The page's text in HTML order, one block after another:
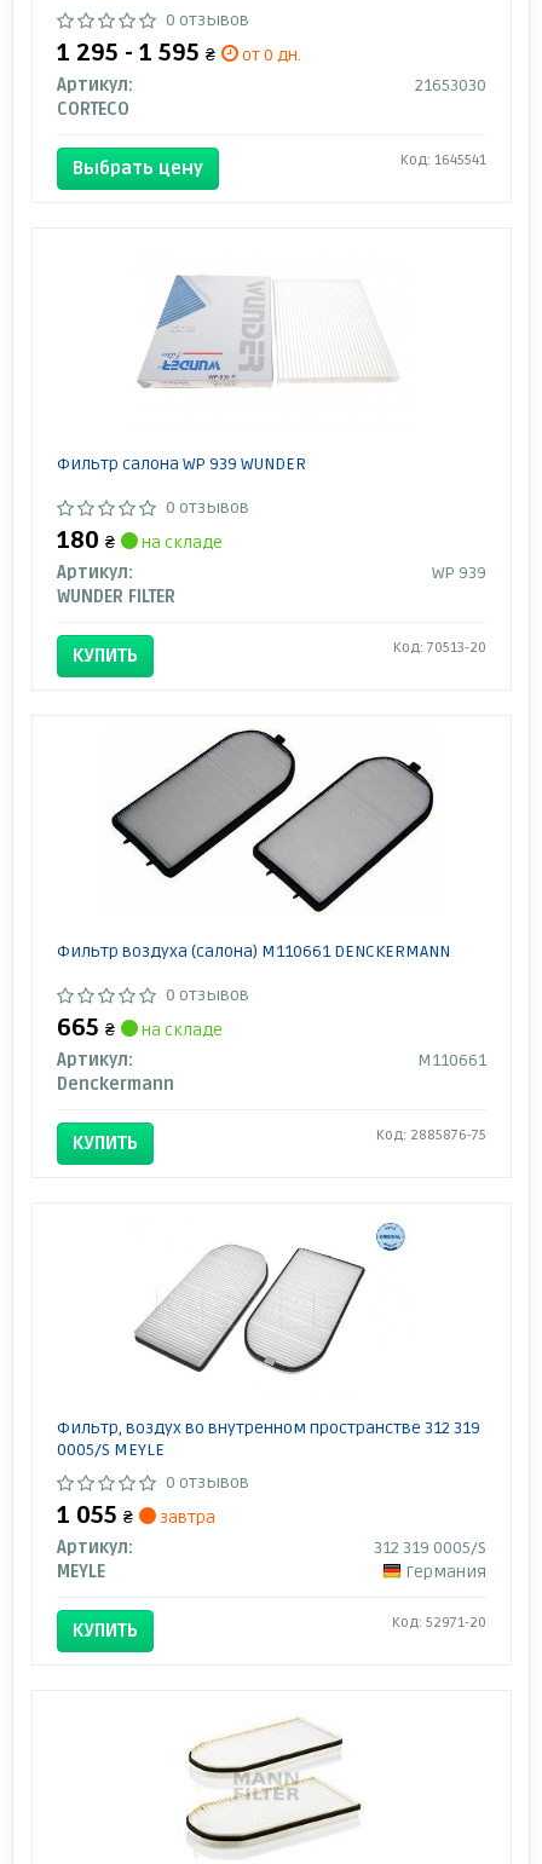
0 отзывов
1 295 - 1 595 ₴
от 0 дн.
Артикул:
21653030
CORTECO
Выбрать цену Код: 1645541
Фильтр салона WP 939 WUNDER
0 отзывов
180 ₴
на складе
Артикул:
WP 939
WUNDER FILTER
КУПИТЬ Код: 70513-20
Фильтр воздуха (салона) M110661 DENCKERMANN
0 отзывов
665 ₴
на складе
Артикул:
M110661
Denckermann
КУПИТЬ Код: 2885876-75
Фильтр, воздух во внутренном пространстве 312 319
0005/S MEYLE
0 отзывов
1 055 ₴
завтра
Артикул:
312 319 0005/S
MEYLE
Германия
КУПИТЬ Код: 52971-20